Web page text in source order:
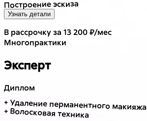
Построение эскиза
Узнать детали
В рассрочку за 13 200 ₽/мес
Многопрактики
Эксперт
Диплом
+ Удаление перманентного макияжа
+ Волосковая техника